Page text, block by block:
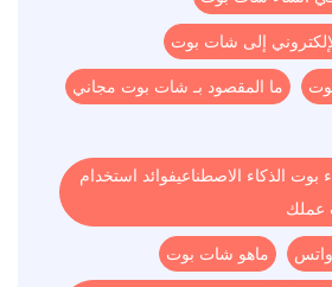
إلى شات بوت
ما المقصود بـ شات بوت مجاني
الذكاء الاصطناعيفوائد استخدام
واتس ماهو شات بوت